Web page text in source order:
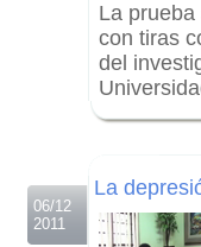
La
con tiras
del
06/12
2011
La